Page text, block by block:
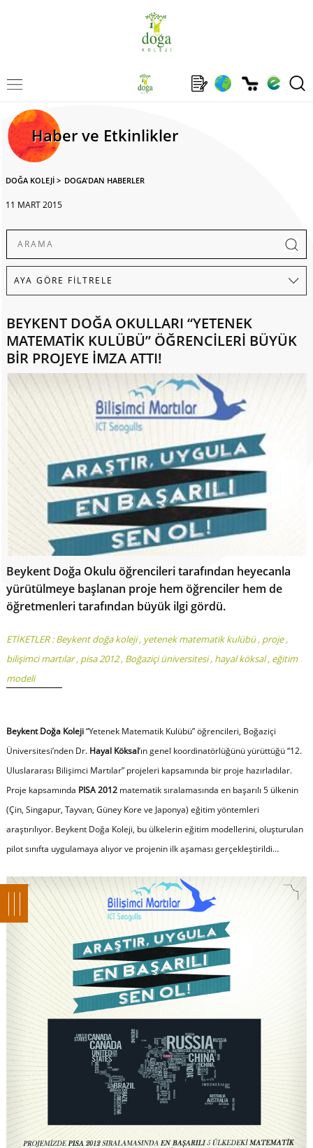
Haber ve Etkinlikler
DOĞA KOLEJİ > DOGA'DAN HABERLER
11 MART 2015
BEYKENT DOĞA OKULLARI “YETENEK
MATEMATİK KULÜBÜ” ÖĞRENCİLERİ BÜYÜK
BİR PROJEYE İMZA ATTI!
Beykent Doğa Okulu öğrencileri tarafından heyecanla
yürütülmeye başlanan proje hem öğrenciler hem de
öğretmenleri tarafından büyük ilgi gördü.
ETİKETLER :Beykent doğa koleji, yetenek matematik kulübü, proje,
bilişimci martılar, pisa 2012, Boğaziçi üniversitesi, hayal köksal, eğitim
modeli
Beykent Doğa Koleji“Yetenek Matematik Kulübü” öğrencileri, Boğaziçi
Üniversitesi’nden Dr. Hayal Köksal’ın genel koordinatörlüğünü yürüttüğü “12.
Uluslararası Bilişimci Martılar” projeleri kapsamında bir proje hazırladılar.
Proje kapsamında PISA 2012matematik sıralamasında en başarılı 5 ülkenin
(Çin, Singapur, Tayvan, Güney Kore ve Japonya) eğitim yöntemleri
araştırılıyor. Beykent Doğa Koleji, bu ülkelerin eğitim modellerini, oluşturulan
pilot sınıfta uygulamaya alıyor ve projenin ilk aşaması gerçekleştirildi…